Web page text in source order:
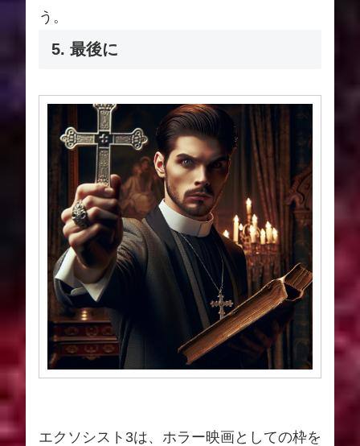
う。
5. 最後に
エクソシスト3は、ホラー映画としての枠を